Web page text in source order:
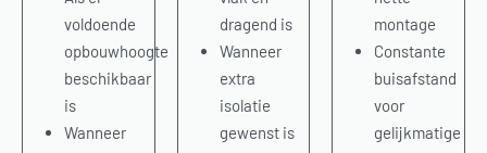
voldoende
opbouwhoogte
beschikbaar
is
Wanneer
dragend is
Wanneer
extra
isolatie
gewenst is
montage
Constante
buisafstand
voor
gelijkmatige